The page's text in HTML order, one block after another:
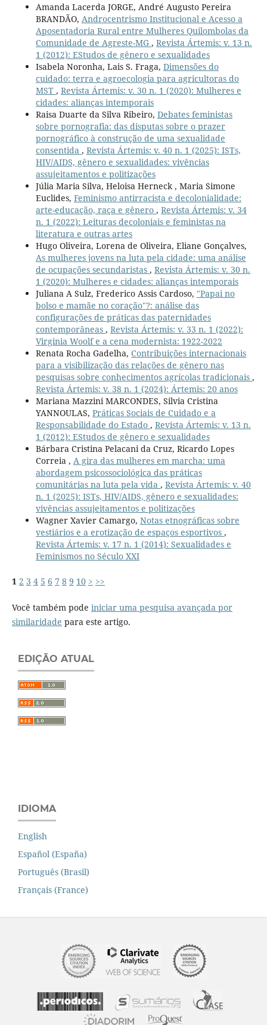
Amanda Lacerda JORGE, André Augusto Pereira
BRANDÃO, Androcentrismo Institucional e Acesso a
Aposentadoria Rural entre Mulheres Quilombolas da
Comunidade de Agreste-MG , Revista Ártemis: v. 13 n.
1 (2012): EStudos de gênero e sexualidades
Isabela Noronha, Lais S. Fraga, Dimensões do
cuidado: terra e agroecologia para agricultoras do
MST , Revista Ártemis: v. 30 n. 1 (2020): Mulheres e
cidades: alianças intemporais
Raisa Duarte da Silva Ribeiro, Debates feministas
sobre pornografia: das disputas sobre o prazer
pornográfico à construção de uma sexualidade
consentida , Revista Ártemis: v. 40 n. 1 (2025): ISTs,
HIV/AIDS, gênero e sexualidades: vivências
assujeitamentos e politizações
Júlia Maria Silva, Heloisa Herneck , Maria Simone
Euclides, Feminismo antirracista e decolonialidade:
arte-educação, raça e gênero , Revista Ártemis: v. 34
n. 1 (2022): Leituras decoloniais e feministas na
literatura e outras artes
Hugo Oliveira, Lorena de Oliveira, Eliane Gonçalves,
As mulheres jovens na luta pela cidade: uma análise
de ocupações secundaristas , Revista Ártemis: v. 30 n.
1 (2020): Mulheres e cidades: alianças intemporais
Juliana A Sulz, Frederico Assis Cardoso, "Papai no
bolso e mamãe no coração"?: análise das
configurações de práticas das paternidades
contemporâneas , Revista Ártemis: v. 33 n. 1 (2022):
Virginia Woolf e a cena modernista: 1922-2022
Renata Rocha Gadelha, Contribuições internacionais
para a visibilização das relações de gênero nas
pesquisas sobre conhecimentos agrícolas tradicionais ,
Revista Ártemis: v. 38 n. 1 (2024): Ártemis: 20 anos
Mariana Mazzini MARCONDES, Silvia Cristina
YANNOULAS, Práticas Sociais de Cuidado e a
Responsabilidade do Estado , Revista Ártemis: v. 13 n.
1 (2012): EStudos de gênero e sexualidades
Bárbara Cristina Pelacani da Cruz, Ricardo Lopes
Correia , A gira das mulheres em marcha: uma
abordagem psicossociológica das práticas
comunitárias na luta pela vida , Revista Ártemis: v. 40
n. 1 (2025): ISTs, HIV/AIDS, gênero e sexualidades:
vivências assujeitamentos e politizações
Wagner Xavier Camargo, Notas etnográficas sobre
vestiários e a erotização de espaços esportivos ,
Revista Ártemis: v. 17 n. 1 (2014): Sexualidades e
Feminismos no Século XXI
1 2 3 4 5 6 7 8 9 10 > >>
Você também pode iniciar uma pesquisa avançada por
similaridade para este artigo.
EDIÇÃO ATUAL
IDIOMA
English
Español (España)
Português (Brasil)
Français (France)